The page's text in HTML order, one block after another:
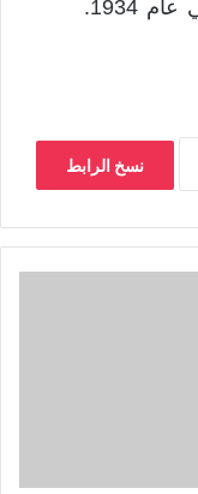
نسخ الرابط